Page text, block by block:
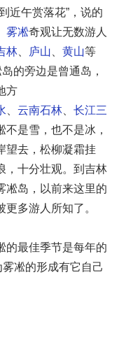
近午赏落花”，说的
雾凇奇观让无数游人
林 庐山 黄山等
的旁边是曾通岛，
方
云南石林
长江三
是雪，也不是冰，
望去，松柳凝霜挂
，十分壮观。到吉林
凇岛，以前来这里的
多游人所知了。
的最佳季节是每年的
凇的形成有它自己